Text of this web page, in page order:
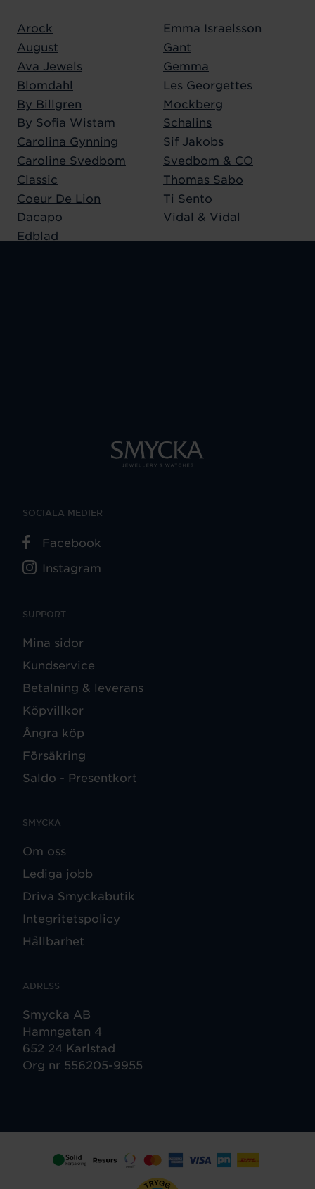
Arock
August
Ava Jewels
Blomdahl
By Billgren
By Sofia Wistam
Carolina Gynning
Caroline Svedbom
Classic
Coeur De Lion
Dacapo
Edblad
Emma Israelsson
Gant
Gemma
Les Georgettes
Mockberg
Schalins
Sif Jakobs
Svedbom & CO
Thomas Sabo
Ti Sento
Vidal & Vidal
SUPPORT
Mina sidor
Kundservice
Betalning & leverans
Köpvillkor
Ångra köp
Försäkring
Saldo - Presentkort
SMYCKA
Om oss
Lediga jobb
Driva Smyckabutik
Integritetspolicy
Hållbarhet
ADRESS
Smycka AB
Hamngatan 4
652 24 Karlstad
Org nr 556205-9955
SOCIALA MEDIER
Facebook
Instagram